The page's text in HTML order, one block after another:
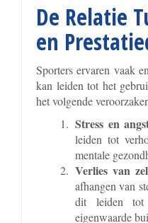
De Relatie
en
Sporters ervaren vaak
kan leiden tot het
het volgende
Stress en
leiden tot
mentale
Verlies van
afhangen van
dit leiden tot
eigenwaarde